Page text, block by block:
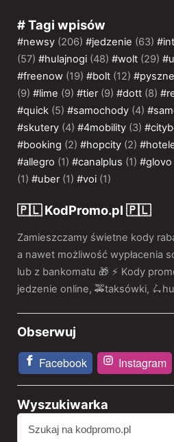
# Tagi wpisów
#newsy (206) #jedzenie (63)
(57) #hulajnogi (48) #wolt (29)
#freenow (19) #bolt (12) #pyszne
(9) #lime (9) #tier (9) #dott (8)
#quick (5) #samochody (4)
#skutery (4) #4mobility (3)
#booking (2) #hopcity (2)
#allegro (1) #canalplus (1) #glovo
(1) #uber (1) #voi (1)
🇵🇱 KodPromo.pl 🇵🇱
Zamieszczamy świetne kody
a nawet możliwość wypłacenia
lub z bankomatu 🎁 ⚡️ Kody
jedzenie online, 🚕taksówki,
Obserwuj
Facebook Instagram
Wyszukiwarka